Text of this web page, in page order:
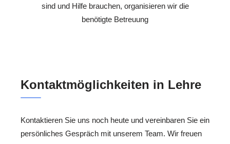
sind und Hilfe brauchen, organisieren wir die
benötigte Betreuung
Kontaktmöglichkeiten in Lehre
Kontaktieren Sie uns noch heute und vereinbaren Sie ein
persönliches Gespräch mit unserem Team. Wir freuen